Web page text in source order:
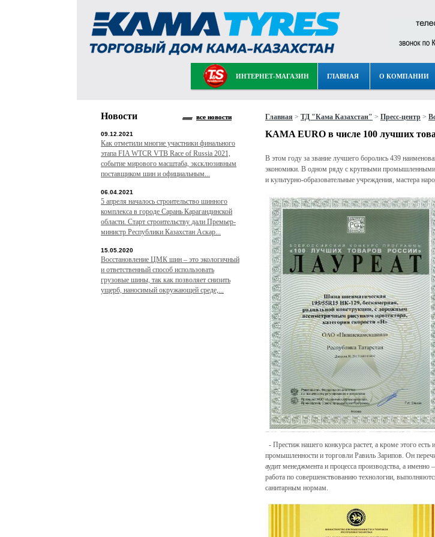
ИНТЕРНЕТ-МАГАЗИН ГЛАВНАЯ О КОМПАНИИ
Главная > ТД "Кама Казахстан" > Пресс-центр >
KAMA EURO в числе 100 лучших
В этом году за звание лучшего боролись 439
экономики. В одном ряду с крупными промышленными
и культурно-образовательные учреждения, мастера
- Престиж нашего конкурса растет, а кроме этого
промышленности и торговли Равиль Зарипов. Он
аудит менеджмента и процесса производства, а
работа по совершенствованию технологии,
санитарным нормам.
Новости все новости
09.12.2021
Как отметили многие участники финального
этапа FIA WTCR VTB Race of Russia 2021,
событие мирового масштаба, эксклюзивным
поставщиком шин и официальным...
06.04.2021
5 апреля началось строительство шинного
комплекса в городе Сарань Карагандинской
области. Старт строительству дали Премьер-
министр Республики Казахстан Аскар...
15.05.2020
Восстановление ЦМК шин – это экологичный
и ответственный способ использовать
грузовые шины, так как позволяет снизить
ущерб, наносимый окружающей среде,...